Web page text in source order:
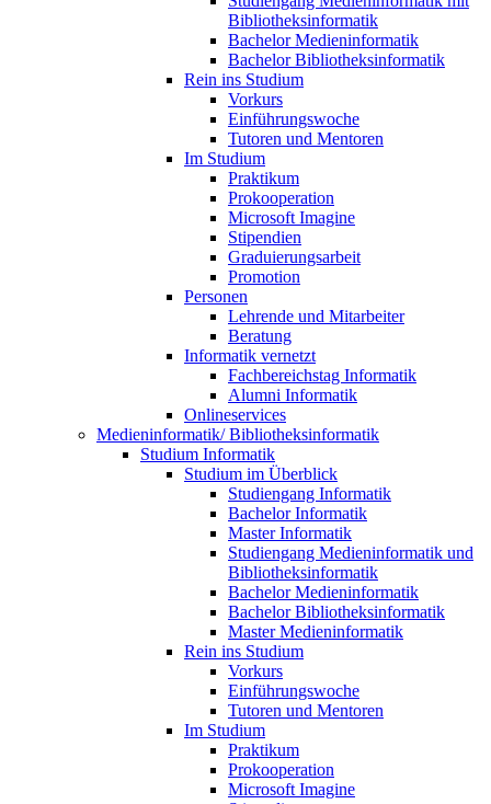
Bibliotheksinformatik
Bachelor Medieninformatik
Bachelor Bibliotheksinformatik
Rein ins Studium
Vorkurs
Einführungswoche
Tutoren und Mentoren
Im Studium
Praktikum
Prokooperation
Microsoft Imagine
Stipendien
Graduierungsarbeit
Promotion
Personen
Lehrende und Mitarbeiter
Beratung
Informatik vernetzt
Fachbereichstag Informatik
Alumni Informatik
Onlineservices
Medieninformatik/ Bibliotheksinformatik
Studium Informatik
Studium im Überblick
Studiengang Informatik
Bachelor Informatik
Master Informatik
Studiengang Medieninformatik und
Bibliotheksinformatik
Bachelor Medieninformatik
Bachelor Bibliotheksinformatik
Master Medieninformatik
Rein ins Studium
Vorkurs
Einführungswoche
Tutoren und Mentoren
Im Studium
Praktikum
Prokooperation
Microsoft Imagine